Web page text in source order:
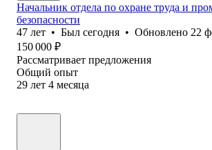
Начальник отдела по охране труда и
безопасности
47 лет • Был сегодня • Обновлено 22
150 000 ₽
Рассматривает предложения
Общий опыт
29 лет 4 месяца